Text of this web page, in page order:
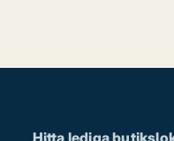
Hitta lediga